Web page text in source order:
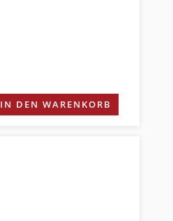
IN DEN WARENKORB